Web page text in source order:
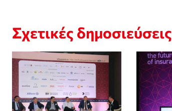
Σχετικές δημοσιεύσεις